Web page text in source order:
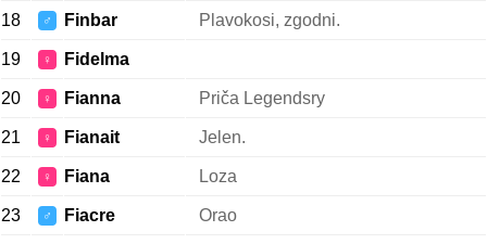
18 ♂ Finbar Plavokosi, zgodni.
19 ♀ Fidelma
20 ♀ Fianna Priča Legendsry
21 ♀ Fianait Jelen.
22 ♀ Fiana Loza
23 ♂ Fiacre Orao